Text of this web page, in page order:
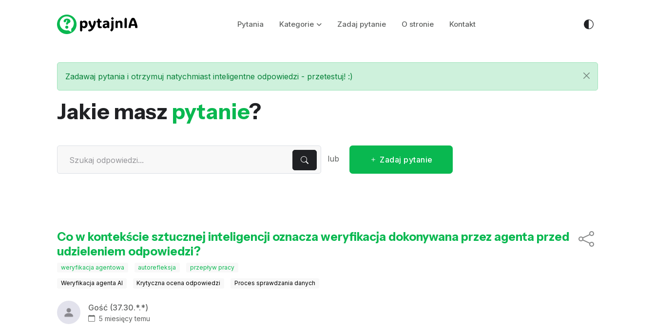
Pytania Kategorie Zadaj pytanie O stronie Kontakt
Zadawaj pytania i otrzymuj natychmiast inteligentne odpowiedzi - przetestuj! :)
Jakie masz pytanie?
lub Zadaj pytanie
Co w kontekście sztucznej inteligencji oznacza weryfikacja dokonywana przez agenta przed
udzieleniem odpowiedzi?
weryfikacja agentowa autorefleksja przepływ pracy
Weryfikacja agenta AI Krytyczna ocena odpowiedzi Proces sprawdzania danych
Gość (37.30.*.*)
5 miesięcy temu